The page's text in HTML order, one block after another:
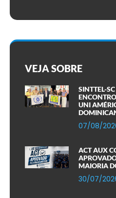
VEJA SOBRE
SINTTEL-
UNI
07/08/
ACT AUX
MAIORIA
30/07/